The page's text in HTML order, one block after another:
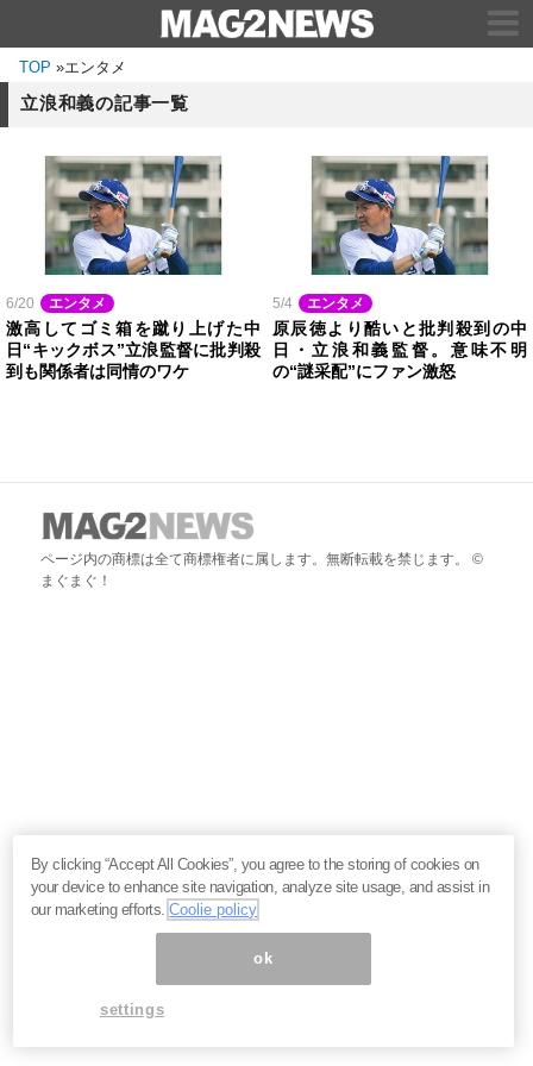
TOP »エンタメ
立浪和義の記事一覧
6/20 エンタメ
激高してゴミ箱を蹴り上げた中
日“キックボス”立浪監督に批判殺
到も関係者は同情のワケ
5/4 エンタメ
原辰徳より酷いと批判殺到の中
日・立浪和義監督。意味不明
の“謎采配”にファン激怒
ページ内の商標は全て商標権者に属します。無断転載を禁じます。 ©
まぐまぐ！
By clicking “Accept All Cookies”, you agree to the storing of cookies on
your device to enhance site navigation, analyze site usage, and assist in
our marketing efforts.Coolie policy
ok
settings